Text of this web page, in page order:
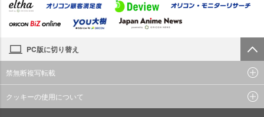
PC版に切り替え
禁無断複写転載
クッキーの使用について